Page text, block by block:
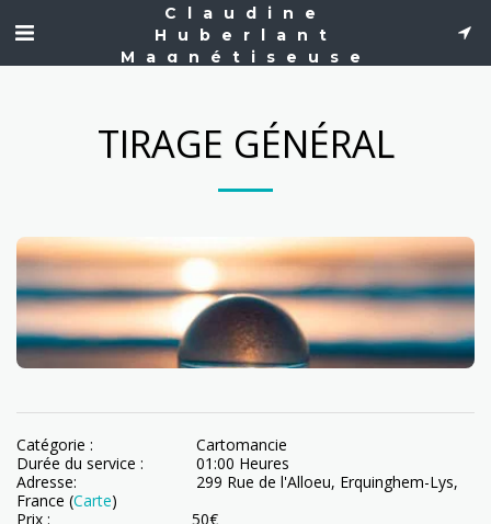
Claudine
Huberlant
Magnétiseuse
TIRAGE GÉNÉRAL
Catégorie :
Cartomancie
Durée du service :
01:00 Heures
Adresse:
299 Rue de l'Alloeu, Erquinghem-Lys,
France (Carte)
Prix :
50€